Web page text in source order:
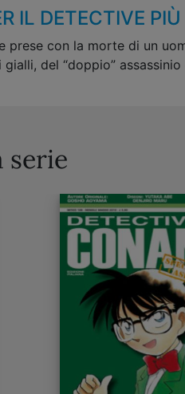
IL DETECTIVE
prese con la morte di un
del “doppio”
serie